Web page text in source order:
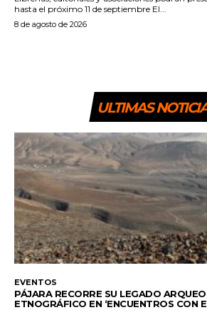
hasta el próximo 11 de septiembre El...
8 de agosto de 2026
ULTIMAS
EVENTOS
PÁJARA RECORRE SU LEGADO
ETNOGRÁFICO EN ‘ENCUENTROS CON